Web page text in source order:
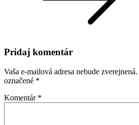
Pridaj komentár
Vaša e-mailová adresa nebude zverejnená.
označené *
Komentár *